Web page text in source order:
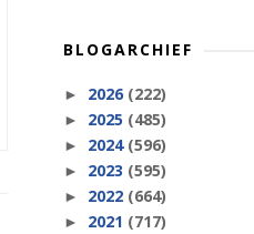
BLOGARCHIEF
► 2026 (222)
► 2025 (485)
► 2024 (596)
► 2023 (595)
► 2022 (664)
► 2021 (717)